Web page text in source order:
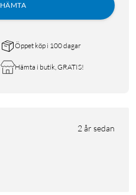
HÄMTA
Öppet köp i 100 dagar
Hämta i butik, GRATIS!
2 år sedan